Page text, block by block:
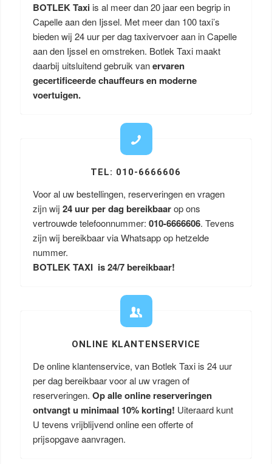
BOTLEK Taxi is al meer dan 20 jaar een begrip in
Capelle aan den Ijssel. Met meer dan 100 taxi’s
bieden wij 24 uur per dag taxivervoer aan in Capelle
aan den Ijssel en omstreken. Botlek Taxi maakt
daarbij uitsluitend gebruik vanervaren
gecertificeerde chauffeurs en moderne
voertuigen.
TEL: 010-6666606
Voor al uw bestellingen, reserveringen en vragen
zijn wij 24 uur per dag bereikbaarop ons
vertrouwde telefoonnummer: 010-6666606. Tevens
zijn wij bereikbaar via Whatsapp op hetzelde
nummer.
BOTLEK TAXI is 24/7 bereikbaar!
ONLINE KLANTENSERVICE
De online klantenservice, van Botlek Taxi is 24 uur
per dag bereikbaar voor al uw vragen of
reserveringen. Op alle online reserveringen
ontvangt u minimaal 10% korting! Uiteraard kunt
U tevens vrijblijvend online een offerte of
prijsopgave aanvragen.